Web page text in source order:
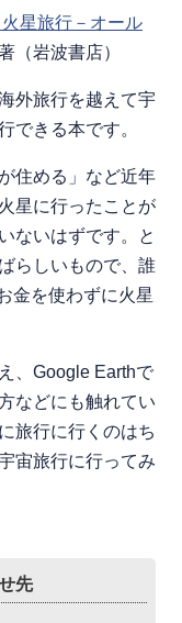
星旅行－オール
（岩波書店）
外旅行を越えて宇
できる本です。
住める」など近年
星に行ったことが
ないはずです。と
らしいもので、誰
金を使わずに火星
、Google Earthで
などにも触れてい
旅行に行くのはち
宙旅行に行ってみ
先